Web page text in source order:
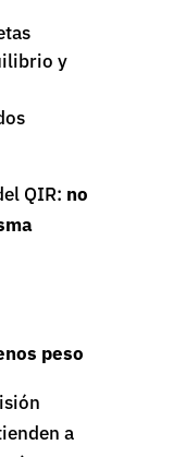
y
QIR: no
peso
a